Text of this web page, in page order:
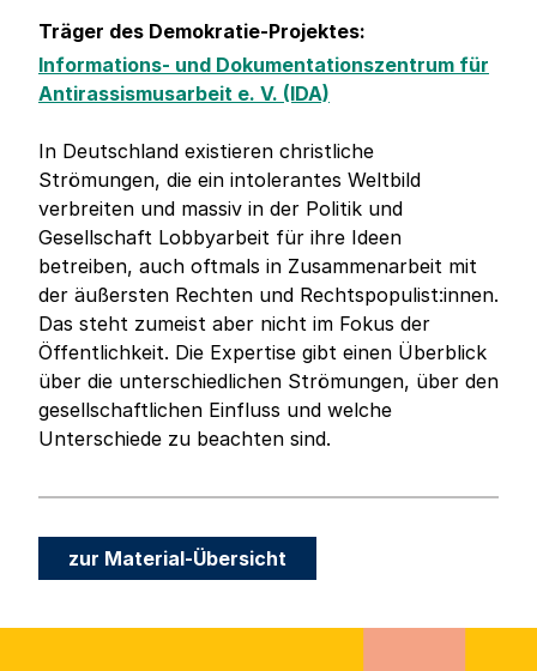
Träger des Demokratie-Projektes:
Informations- und Dokumentationszentrum für
Antirassismusarbeit e. V. (IDA)
In Deutschland existieren christliche
Strömungen, die ein intolerantes Weltbild
verbreiten und massiv in der Politik und
Gesellschaft Lobbyarbeit für ihre Ideen
betreiben, auch oftmals in Zusammenarbeit mit
der äußersten Rechten und Rechtspopulist:innen.
Das steht zumeist aber nicht im Fokus der
Öffentlichkeit. Die Expertise gibt einen Überblick
über die unterschiedlichen Strömungen, über den
gesellschaftlichen Einfluss und welche
Unterschiede zu beachten sind.
zur Material-Übersicht